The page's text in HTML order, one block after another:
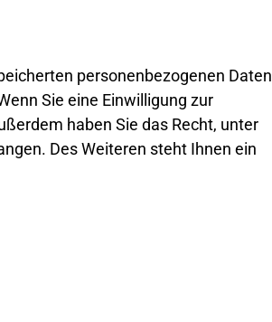
personenbezogenen
Sie eine Einwilligung zur
haben Sie das Recht, unter
Des Weiteren steht Ihnen ein